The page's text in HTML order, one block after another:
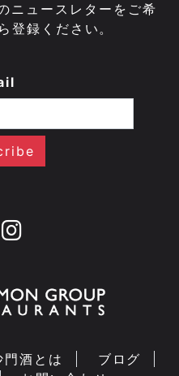
ニュースレターをご希
登録ください。
門酒とは
ブログ